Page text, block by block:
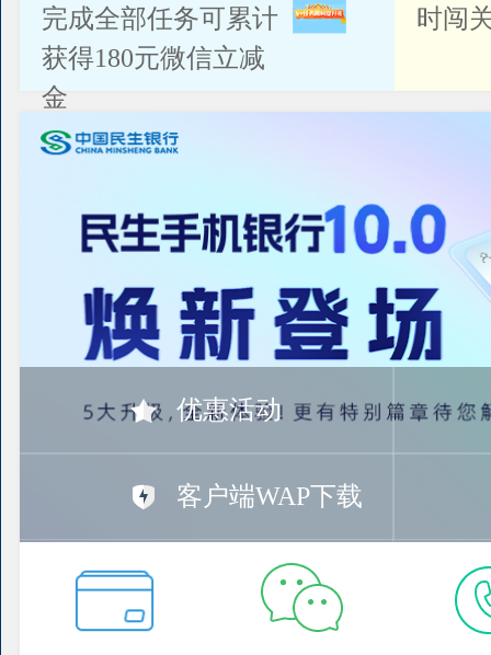
完成全部任务可累计
获得180元微信立减
金
时闯
优惠活动
客户端WAP下载